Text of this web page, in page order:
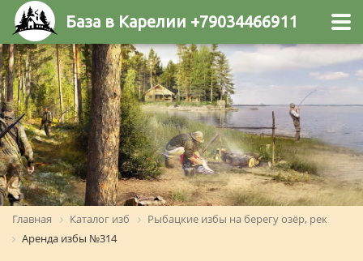
База в Карелии +79034466911
Главная Каталог изб
Рыбацкие избы на берегу озёр, рек
Аренда избы №314